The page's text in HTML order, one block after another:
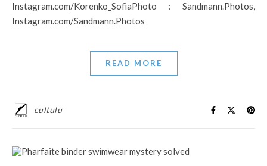
Instagram.com/Korenko_SofiaPhoto : Sandmann.Photos,
Instagram.com/Sandmann.Photos
READ MORE
cultulu